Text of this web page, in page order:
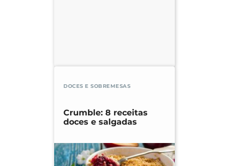
DOCES E SOBREMESAS
Crumble: 8 receitas
doces e salgadas